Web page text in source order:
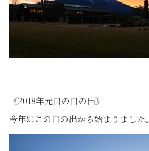
《2018年元日の日の出》
今年はこの日の出から始まりました。